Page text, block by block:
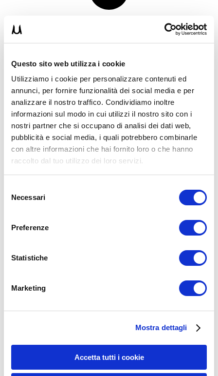
Questo sito web utilizza i cookie
Utilizziamo i cookie per personalizzare contenuti ed
annunci, per fornire funzionalità dei social media e per
analizzare il nostro traffico. Condividiamo inoltre
informazioni sul modo in cui utilizzi il nostro sito con i
nostri partner che si occupano di analisi dei dati web,
pubblicità e social media, i quali potrebbero combinarle
con altre informazioni che hai fornito loro o che hanno
raccolto dal tuo utilizzo dei loro servizi.
delNecessari
Preferenze
Statistiche
Marketing
Mostra dettagli
Accetta tutti i cookie
15WORKOUT SCARICA ORA
LEGGI I MIEI ARTICOLI
(22)
35workout(10)